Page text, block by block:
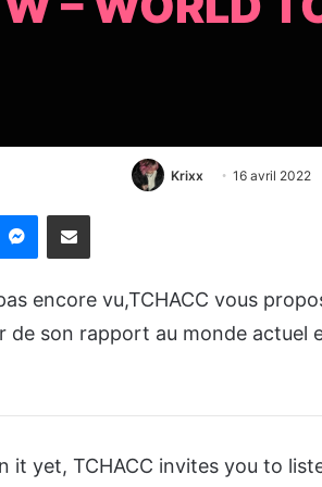
Krixx 16 avril 2022
Messenger
Partager par email
encore vu,TCHACC vous
de son rapport au monde actuel
it yet, TCHACC invites you to